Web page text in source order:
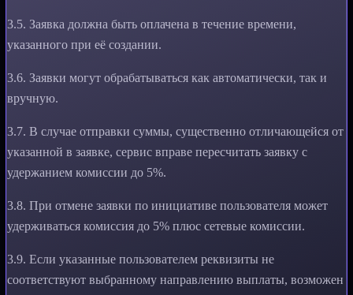
3.5. Заявка должна быть оплачена в течение времени,
указанного при её создании.
3.6. Заявки могут обрабатываться как автоматически, так и
вручную.
3.7. В случае отправки суммы, существенно отличающейся от
указанной в заявке, сервис вправе пересчитать заявку с
удержанием комиссии до 5%.
3.8. При отмене заявки по инициативе пользователя может
удерживаться комиссия до 5% плюс сетевые комиссии.
3.9. Если указанные пользователем реквизиты не
соответствуют выбранному направлению выплаты, возможен